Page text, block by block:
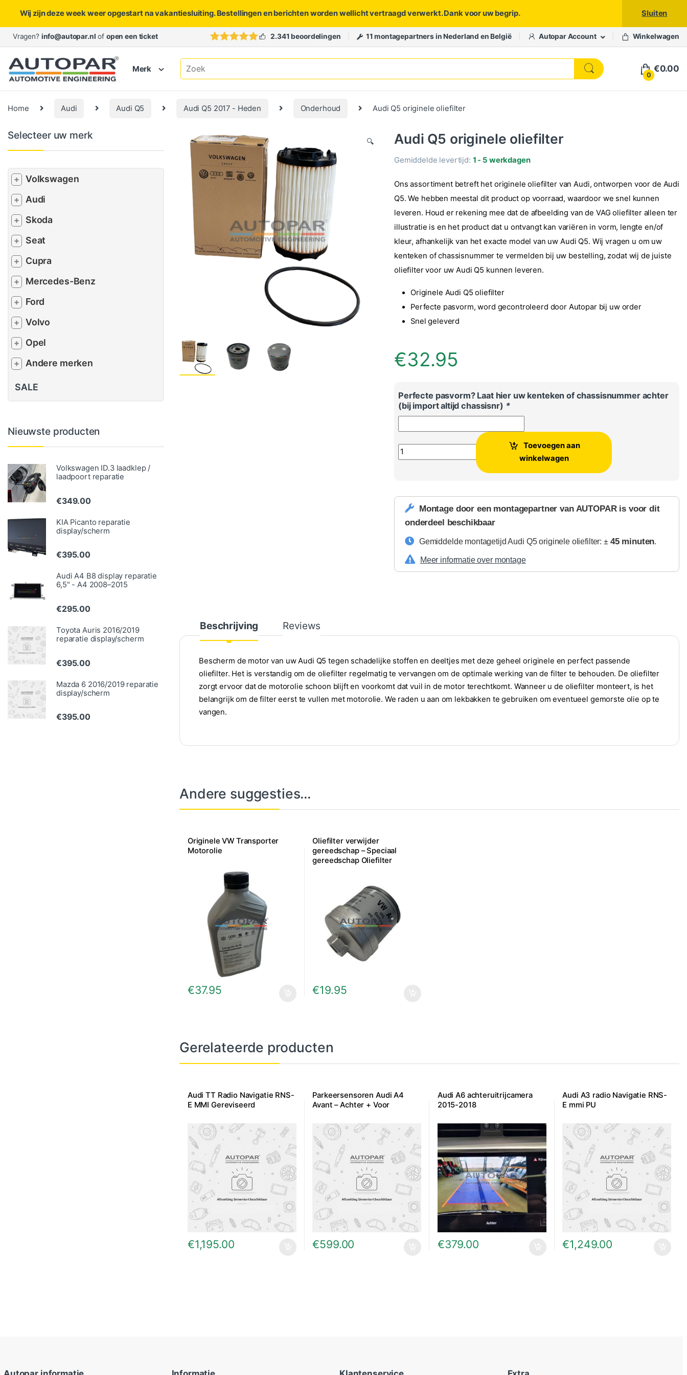
Wij zijn deze week weer opgestart na vakantiesluiting. Bestellingen en berichten worden wellicht vertraagd verwerkt. Dank voor uw begrip. Sluiten
Skip to navigation
Skip to content
Vragen? info@autopar.nl of open een ticket 2.341 beoordelingen 11 montagepartners in Nederland en België Autopar Account Winkelwagen
Merk
Search for:
0
€0.00
Home Audi Audi Q5 Audi Q5 2017 - Heden Onderhoud Audi Q5 originele oliefilter
🔍 Audi Q5 originele oliefilter
Gemiddelde levertijd: 1 - 5 werkdagen
Ons assortiment betreft het originele oliefilter van Audi, ontworpen voor de Audi
Q5. We hebben meestal dit product op voorraad, waardoor we snel kunnen
leveren. Houd er rekening mee dat de afbeelding van de VAG oliefilter alleen ter
illustratie is en het product dat u ontvangt kan variëren in vorm, lengte en/of
kleur, afhankelijk van het exacte model van uw Audi Q5. Wij vragen u om uw
kenteken of chassisnummer te vermelden bij uw bestelling, zodat wij de juiste
oliefilter voor uw Audi Q5 kunnen leveren.
Originele Audi Q5 oliefilter
Perfecte pasvorm, word gecontroleerd door Autopar bij uw order
Snel geleverd
€32.95
Perfecte pasvorm? Laat hier uw kenteken of chassisnummer achter
(bij import altijd chassisnr) *
Audi Q5 originele oliefilter aantal
Toevoegen aan
winkelwagen
Montage door een montagepartner van AUTOPAR is voor dit
onderdeel beschikbaar
Gemiddelde montagetijd Audi Q5 originele oliefilter: ± 45 minuten.
Meer informatie over montage
Beschrijving Reviews
Bescherm de motor van uw Audi Q5 tegen schadelijke stoffen en deeltjes met deze geheel originele en perfect passende
oliefilter. Het is verstandig om de oliefilter regelmatig te vervangen om de optimale werking van de filter te behouden. De oliefilter
zorgt ervoor dat de motorolie schoon blijft en voorkomt dat vuil in de motor terechtkomt. Wanneer u de oliefilter monteert, is het
belangrijk om de filter eerst te vullen met motorolie. We raden u aan om lekbakken te gebruiken om eventueel gemorste olie op te
vangen.
Andere suggesties…
Originele VW Transporter
Motorolie
€37.95
Oliefilter verwijder
gereedschap – Speciaal
gereedschap Oliefilter
€19.95
Gerelateerde producten
Audi TT Radio Navigatie RNS-
E MMI Gereviseerd
€1,195.00
Parkeersensoren Audi A4
Avant – Achter + Voor
€599.00
Audi A6 achteruitrijcamera
2015-2018
€379.00
Audi A3 radio Navigatie RNS-
E mmi PU
€1,249.00
Selecteer uw merk
+ Volkswagen
+ Audi
+ Skoda
+ Seat
+ Cupra
+ Mercedes-Benz
+ Ford
+ Volvo
+ Opel
+ Andere merken
SALE
Nieuwste producten
Volkswagen ID.3 laadklep /
laadpoort reparatie
€349.00
KIA Picanto reparatie
display/scherm
€395.00
Audi A4 B8 display reparatie
6,5" - A4 2008–2015
€295.00
Toyota Auris 2016/2019
reparatie display/scherm
€395.00
Mazda 6 2016/2019 reparatie
display/scherm
€395.00